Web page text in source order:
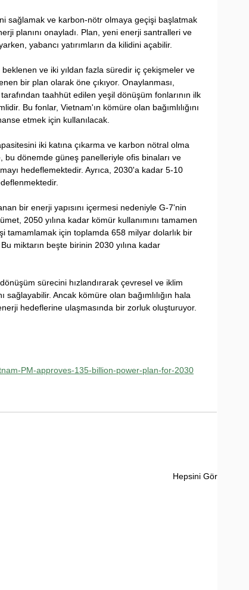
sağlamak ve karbon-nötr olmaya geçişi başlatmak
planını onayladı. Plan, yeni enerji santralleri ve
yabancı yatırımların da kilidini açabilir.
ve iki yıldan fazla süredir iç çekişmeler ve
bir plan olarak öne çıkıyor. Onaylanması,
taahhüt edilen yeşil dönüşüm fonlarının ilk
Bu fonlar, Vietnam'ın kömüre olan bağımlılığını
etmek için kullanılacak.
iki katına çıkarma ve karbon nötral olma
bu dönemde güneş panelleriyle ofis binaları ve
hedeflemektedir. Ayrıca, 2030'a kadar 5-10
bir enerji yapısını içermesi nedeniyle G-7'nin
2050 yılına kadar kömür kullanımını tamamen
tamamlamak için toplamda 658 milyar dolarlık bir
miktarın beşte birinin 2030 yılına kadar
sürecini hızlandırarak çevresel ve iklim
sağlayabilir. Ancak kömüre olan bağımlılığın hala
hedeflerine ulaşmasında bir zorluk oluşturuyor.
PM-approves-135-billion-power-plan-for-2030
Hepsini Gör